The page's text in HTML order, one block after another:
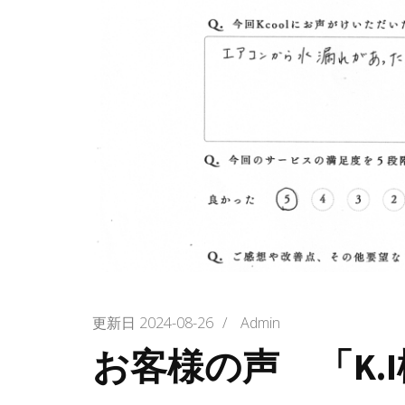
更新日 2024-08-26 / Admin
お客様の声 「K.I